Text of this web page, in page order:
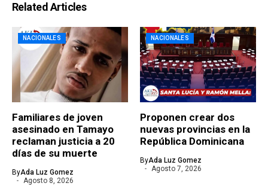
Related Articles
NACIONALES
Familiares de joven
asesinado en Tamayo
reclaman justicia a 20
días de su muerte
ByAda Luz Gomez
Agosto 8, 2026
NACIONALES
Proponen crear dos
nuevas provincias en la
República Dominicana
ByAda Luz Gomez
Agosto 7, 2026